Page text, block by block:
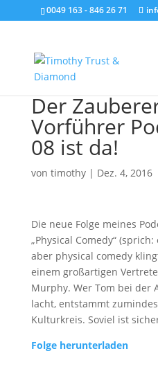
0049 163 - 846 26 71
Der
Vorführer
08 ist da!
von timothy| Dez. 4, 2016
Die neue Folge meines
„Physical Comedy“
aber physical comedy
einem großartigen
Murphy. Wer Tom bei der
lacht, entstammt
Kulturkreis. Soviel ist
Folge herunterladen